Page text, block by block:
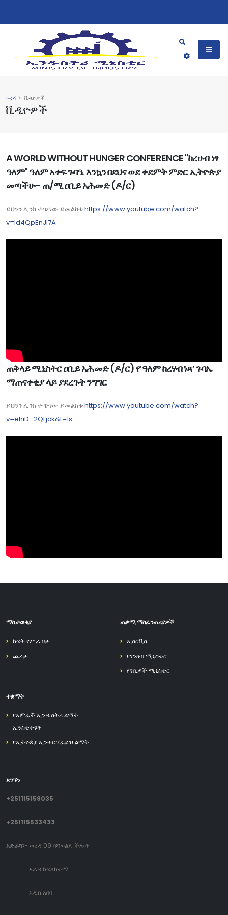
ቪዲዮዎች
መነሻ ቪዲዮዎች
A WORLD WITHOUT HUNGER CONFERENCE "ከረሀብ ነፃ
ዓለም" ዓለም አቀፍ ጉባዔ እንኳን በደህና ወደ ቀደምት ምድር ኢትዮጵያ
መጣችሁ- ጠ/ሚ ዐቢይ አሕመድ (ዶ/ር)
ይህንን ሊንክ ተጭነው ይመልከቱhttps://www.youtube.com/watch?
v=Id4QpEnJl7A
ጠቅላይ ሚኒስትር ዐቢይ አሕመድ (ዶ/ር) የ’ዓለም ከረሃብ ነጻ’ ጉባኤ
ማጠናቀቂያ ላይ ያደረጉት ንግግር
ይህንን ሊንክ ተጭነው ይመልከቱhttps://www.youtube.com/watch?
v=ehiD_2QLjck&t=1s
ማስታወቂያ
ክፍት የሥራ ቦታ
ጨረታ
ጠቃሚ ማስፈንጠሪያዎች
ኢሰርቪስ
የገንዘብ ሚኒስቴር
የገቢዎች ሚኒስቴር
ተቋማት
የአምራች ኢንዱስትሪ ልማት
ኢንስቲትዩት
የኢትዮጰያ ኢንተርፕራይዝ ልማት
አግኙን
+251115158035
+251115533433
አድራሻ፡- ወረዳ 09 ባሻወልዴ ችሎት
አራዳ ክፍለከተማ
አዲስ አበባ